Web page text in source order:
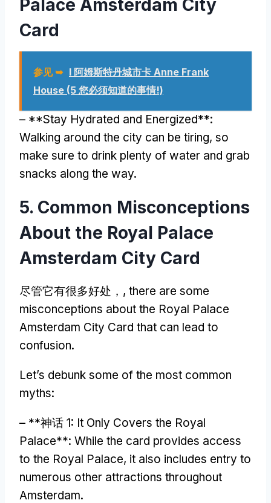
Palace Amsterdam City
Card
参见 ➥ I 阿姆斯特丹城市卡 Anne Frank
House (5 您必须知道的事情!)
– **Stay Hydrated and Energized**:
Walking around the city can be tiring, so
make sure to drink plenty of water and grab
snacks along the way.
5. Common Misconceptions
About the Royal Palace
Amsterdam City Card
尽管它有很多好处，, there are some
misconceptions about the Royal Palace
Amsterdam City Card that can lead to
confusion.
Let’s debunk some of the most common
myths:
– **神话 1: It Only Covers the Royal
Palace**: While the card provides access
to the Royal Palace, it also includes entry to
numerous other attractions throughout
Amsterdam.